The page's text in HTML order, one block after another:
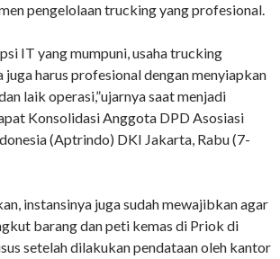
pengelolaan trucking yang profesional.
IT yang mumpuni, usaha trucking
harus profesional dengan menyiapkan
laik operasi,”ujarnya saat menjadi
Konsolidasi Anggota DPD Asosiasi
(Aptrindo) DKI Jakarta, Rabu (7-
instansinya juga sudah mewajibkan agar
barang dan peti kemas di Priok di
setelah dilakukan pendataan oleh kantor